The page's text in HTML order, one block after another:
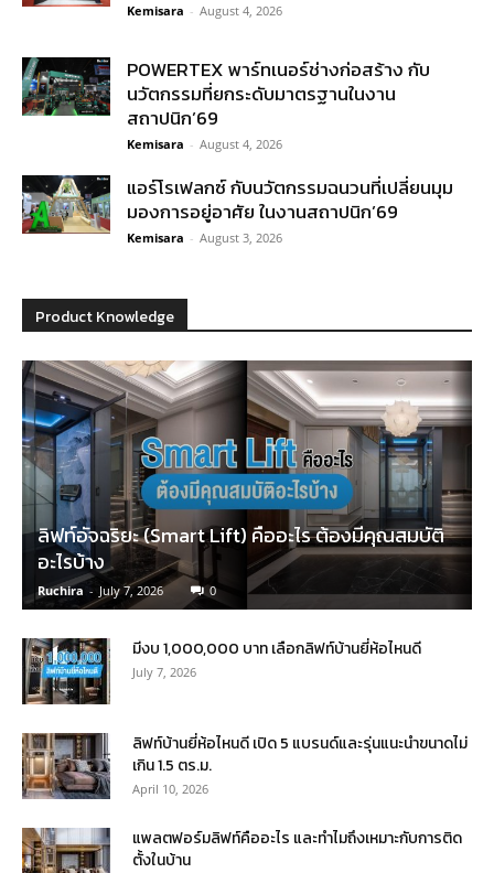
Kemisara - August 4, 2026
POWERTEX พาร์ทเนอร์ช่างก่อสร้าง กับ
นวัตกรรมที่ยกระดับมาตรฐานในงาน
สถาปนิก’69
Kemisara - August 4, 2026
แอร์โรเฟลกซ์ กับนวัตกรรมฉนวนที่เปลี่ยนมุม
มองการอยู่อาศัย ในงานสถาปนิก’69
Kemisara - August 3, 2026
Product Knowledge
ลิฟท์อัจฉริยะ (Smart Lift) คืออะไร ต้องมีคุณสมบัติ
อะไรบ้าง
Ruchira - July 7, 2026 0
มีงบ 1,000,000 บาท เลือกลิฟท์บ้านยี่ห้อไหนดี
July 7, 2026
ลิฟท์บ้านยี่ห้อไหนดี เปิด 5 แบรนด์และรุ่นแนะนำขนาดไม่
เกิน 1.5 ตร.ม.
April 10, 2026
แพลตฟอร์มลิฟท์คืออะไร และทำไมถึงเหมาะกับการติด
ตั้งในบ้าน